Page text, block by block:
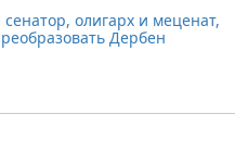
олигарх и меценат,
Дербен